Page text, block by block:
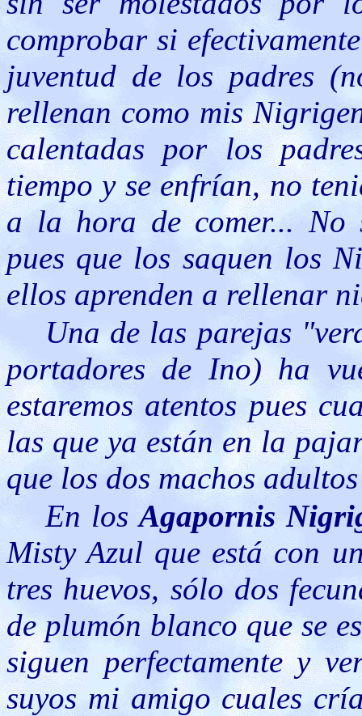
comprobar si
juventud de los padres
rellenan como mis
calentadas por los
tiempo y se enfrían, no
a la hora de comer... No
pues que los saquen los
ellos aprenden a rellenar
Una de las parejas
portadores de Ino) ha
estaremos atentos pues
las que ya están en la
que los dos machos
En losAgapornis
Misty Azul que está con
tres huevos, sólo dos
de plumón blanco que se
siguen perfectamente y
suyos mi amigo cuales